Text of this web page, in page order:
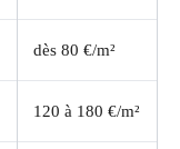
dès 80 €/m²
120 à 180 €/m²